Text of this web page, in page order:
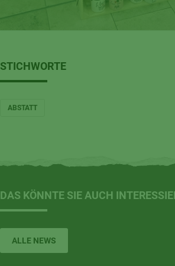
STICHWORTE
ABSTATT
DAS KÖNNTE SIE AUCH
ALLE NEWS